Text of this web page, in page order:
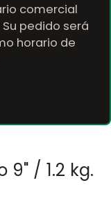
comercial
pedido será
horario de
/ 1.2 kg.